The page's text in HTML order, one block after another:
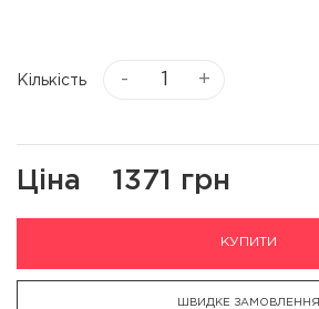
Кількість - +
Ціна 1371 грн
КУПИТИ
ШВИДКЕ ЗАМОВЛЕННЯ